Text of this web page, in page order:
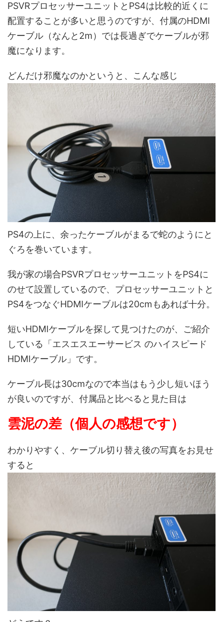
PSVRプロセッサーユニットとPS4は比較的近くに
配置することが多いと思うのですが、 付属のHDMI
ケーブル（なんと2m）では長過ぎでケーブルが邪
魔になります。
どんだけ邪魔なのかというと、こんな感じ
PS4の上に、 余ったケーブルがまるで蛇のようにと
ぐろを巻いています。
我が家の場合PSVRプロセッサーユニットをPS4に
のせて設置しているので、プロセッサーユニットと
PS4をつなぐHDMIケーブルは20cmもあれば十分。
短いHDMIケーブルを探して見つけたのが、ご紹介
している「エスエスエーサービス のハイスピード
HDMIケーブル」です。
ケーブル長は30cmなので本当はもう少し短いほう
が良いのですが、付属品と比べると見た目は
雲泥の差（個人の感想です）
わかりやすく、ケーブル切り替え後の写真をお見せ
すると